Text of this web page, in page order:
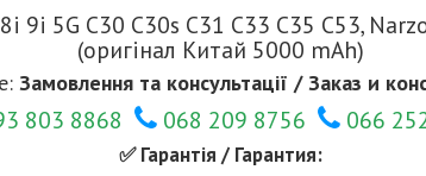
9i 5G C30 C30s C31 C33 C35 C53,
(оригінал Китай 5000 mAh)
Замовлення та консультації / Заказ и
803 8868 068 209 8756 066
✅ Гарантія / Гарантия: